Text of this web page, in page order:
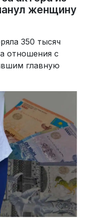
женщину
350 тысяч
отношения с
главную